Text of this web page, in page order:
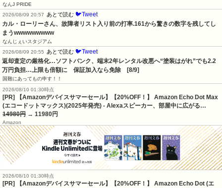
なんJ PRIDE
2026/08/09 20:57
あとで読む 🐦Tweet
カル・ローリーさん、故障者リスト入り前の打率.161から驚きの数字を残してし
まうwwwwwwwww
なんじぇいスタジアム
2026/08/09 20:55
あとで読む 🐦Tweet
返却査定の厳格化…ソフトバンク、端末2年レンタル改悪へ“塗装はがれ”でも2.2
万円負担…上限も倍額に　保証加入なら免除　[8/9]
国難にあってもの申す！！
2026/08/10 01:30時点
[PR] 【Amazonデバイスサマーセール】【20%OFF！】 Amazon Echo Dot Max
(エコードットマックス)(2025年発売) - Alexaスピーカー、部屋中に広がる…
14980円 → 11980円
Amazon
2026/08/10 01:30時点
[PR] 【Amazonデバイスサマーセール】【20%OFF！】 Amazon Echo Dot (エ